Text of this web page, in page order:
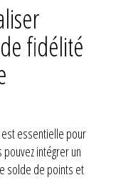
fidélité
essentielle pour
intégrer un
solde de points et